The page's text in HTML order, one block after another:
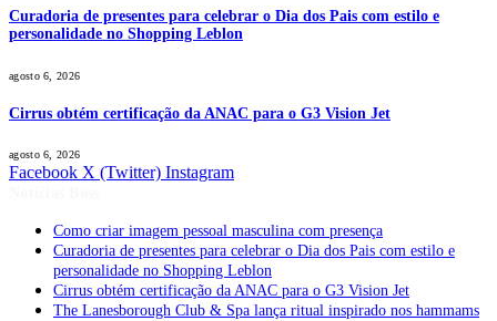
Curadoria de presentes para celebrar o Dia dos Pais com estilo e
personalidade no Shopping Leblon
agosto 6, 2026
Cirrus obtém certificação da ANAC para o G3 Vision Jet
agosto 6, 2026
Facebook X (Twitter) Instagram
Como criar imagem pessoal masculina com presença
Curadoria de presentes para celebrar o Dia dos Pais com estilo e
personalidade no Shopping Leblon
Cirrus obtém certificação da ANAC para o G3 Vision Jet
The Lanesborough Club & Spa lança ritual inspirado nos hammams